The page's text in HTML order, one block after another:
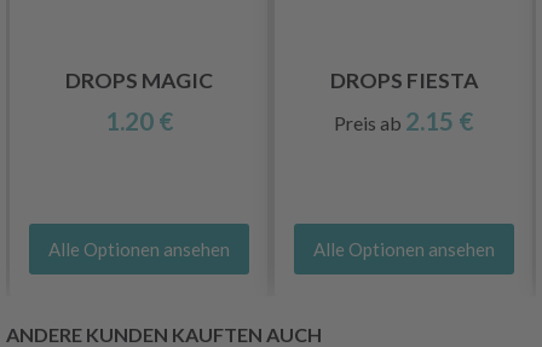
DROPS MAGIC
1.20 €
Alle Optionen ansehen
DROPS FIESTA
Preis ab 2.15 €
Alle Optionen ansehen
ANDERE KUNDEN KAUFTEN AUCH